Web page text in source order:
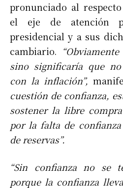
pronunciado al
el eje de atención
presidencial y a sus
cambiario.
sino significaría que
con la inflación”,
cuestión de confianza,
sostener la libre
por la falta de
de reservas”.
“Sin confianza no se
porque la confianza